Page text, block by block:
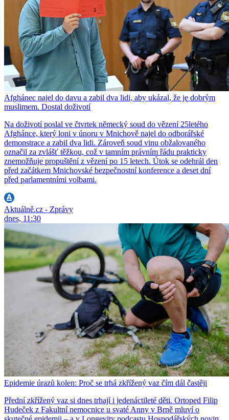
Afghánec najel do davu a zabil dva lidi, aby ukázal, že je dobrým
muslimem. Dostal doživotí
Na doživotí poslal ve čtvrtek německý soud do vězení 25letého
Afghánce, který loni v únoru v Mnichově najel do odborářské
demonstrace a zabil dva lidi. Zároveň soud vinu obžalovaného
označil za zvlášť těžkou, což v tamním právním řádu prakticky
znemožňuje propuštění z vězení po 15 letech. Útok se odehrál den
před začátkem Mnichovské bezpečnostní konference a deset dní
před parlamentními volbami.
Aktuálně.cz - Zprávy
dnes, 11:30
Epidemie úrazů kolen: Proč se trhá zkřížený vaz čím dál častěji
Přední zkřížený vaz si dnes trhají i jedenáctileté děti. Ortoped Filip
Hudeček z Fakultní nemocnice u svaté Anny v Brně mluví o